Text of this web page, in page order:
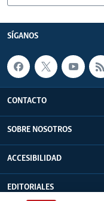
SÍGANOS
CONTACTO
SOBRE NOSOTROS
ACCESIBILIDAD
EDITORIALES